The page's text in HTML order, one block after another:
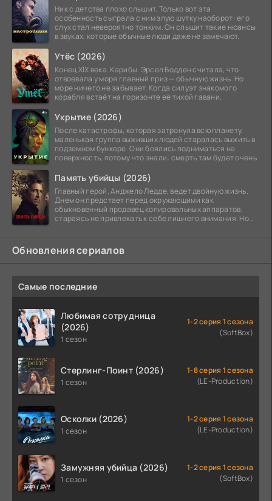
Ник с детства плохо слышит. Только вот эта
особенность сыграла с ним злую шутку наоборот: его
слух стал невероятно тонким. Он слышит такие нюансы
в звуках, которые обычные люди даже не замечают.
Утёс (2026)
Конец XIX века. Карибы. Эрсел Бодден считала, что
отвоевала у моря главный приз — обычную жизнь. Но
море ничего не забывает. Когда силуэт знакомого
корабля встаёт на горизонте её тихой гавани,
Укрытие (2026)
После катастрофы, которая затронула всю планету,
маленькая группа выживших людей старалась выжить в
подземном бункере. Они боялись подниматься на
поверхность, потому что знали: смерть там будет очень
Память убийцы (2026)
Главный герой, Анджело Ледде, ведет двойную жизнь.
Днем он предстает перед окружающими как
обыкновенный продавец копировальных аппаратов,
стараясь не привлекать к себе лишнего внимания. Но
Обновления сериалов
Самые последние
Любимая сотрудница
(2026)
1 сезон
1-2 серия 1 сезона
(SoftBox)
Стерлинг-Поинт (2026)
1 сезон
1-8 серия 1 сезона
(LE-Production)
Осколки (2026)
1 сезон
1-2 серия 1 сезона
(LE-Production)
Замужняя убийца (2026)
1 сезон
1-2 серия 1 сезона
(SoftBox)